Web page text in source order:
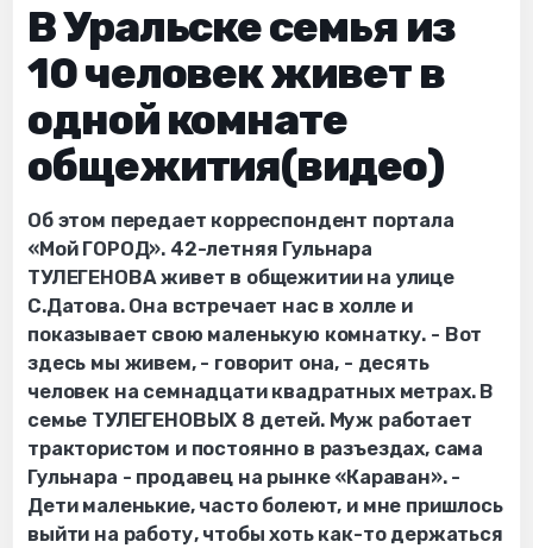
В Уральске семья из
10 человек живет в
одной комнате
общежития(видео)
Об этом передает корреспондент портала
«Мой ГОРОД». 42-летняя Гульнара
ТУЛЕГЕНОВА живет в общежитии на улице
С.Датова. Она встречает нас в холле и
показывает свою маленькую комнатку. - Вот
здесь мы живем, - говорит она, - десять
человек на семнадцати квадратных метрах. В
семье ТУЛЕГЕНОВЫХ 8 детей. Муж работает
трактористом и постоянно в разъездах, сама
Гульнара - продавец на рынке «Караван». -
Дети маленькие, часто болеют, и мне пришлось
выйти на работу, чтобы хоть как-то держаться